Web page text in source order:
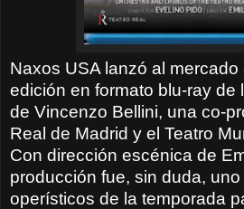
Naxos USA lanzó al mercado
edición en formato blu-ray de
de Vincenzo Bellini, una co-
Real de Madrid y el Teatro
Con dirección escénica de
producción fue, sin duda,
operísticos de la temporada